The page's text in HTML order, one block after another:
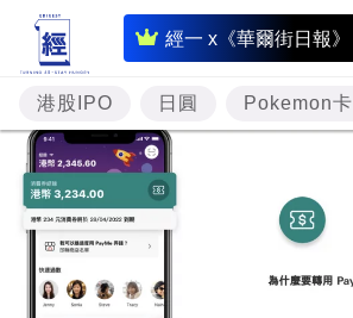
經一 x《華爾街日報》
即
時
財
經
專
題
投
資
港股IPO 日圓 Pokemon卡